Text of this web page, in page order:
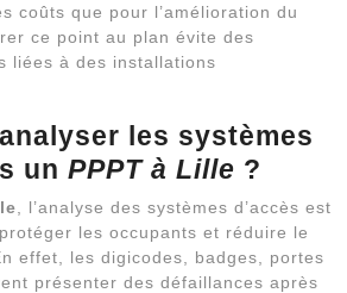
coûts que pour l’amélioration du
ce point au plan évite des
liées à des installations
les systèmes
un PPPT à Lille ?
, l’analyse des systèmes d’accès est
les occupants et réduire le
effet, les digicodes, badges, portes
présenter des défaillances après